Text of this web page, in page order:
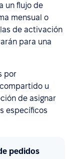
un flujo de
mensual o
de activación
para una
por
u
de asignar
específicos
pedidos